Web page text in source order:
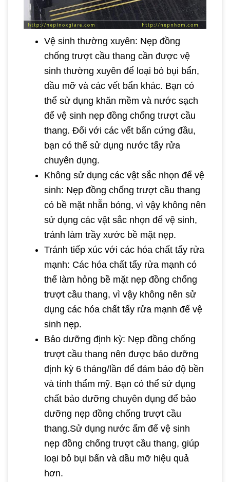
Vệ sinh thường xuyên: Nẹp đồng
chống trượt cầu thang cần được vệ
sinh thường xuyên để loại bỏ bụi bẩn,
dầu mỡ và các vết bẩn khác. Bạn có
thể sử dụng khăn mềm và nước sạch
để vệ sinh nẹp đồng chống trượt cầu
thang. Đối với các vết bẩn cứng đầu,
bạn có thể sử dụng nước tẩy rửa
chuyên dụng.
Không sử dụng các vật sắc nhọn để vệ
sinh: Nẹp đồng chống trượt cầu thang
có bề mặt nhẵn bóng, vì vậy không nên
sử dụng các vật sắc nhọn để vệ sinh,
tránh làm trầy xước bề mặt nẹp.
Tránh tiếp xúc với các hóa chất tẩy rửa
mạnh: Các hóa chất tẩy rửa mạnh có
thể làm hỏng bề mặt nẹp đồng chống
trượt cầu thang, vì vậy không nên sử
dụng các hóa chất tẩy rửa mạnh để vệ
sinh nẹp.
Bảo dưỡng định kỳ: Nẹp đồng chống
trượt cầu thang nên được bảo dưỡng
định kỳ 6 tháng/lần để đảm bảo độ bền
và tính thẩm mỹ. Bạn có thể sử dụng
chất bảo dưỡng chuyên dụng để bảo
dưỡng nẹp đồng chống trượt cầu
thang.Sử dụng nước ấm để vệ sinh
nẹp đồng chống trượt cầu thang, giúp
loại bỏ bụi bẩn và dầu mỡ hiệu quả
hơn.